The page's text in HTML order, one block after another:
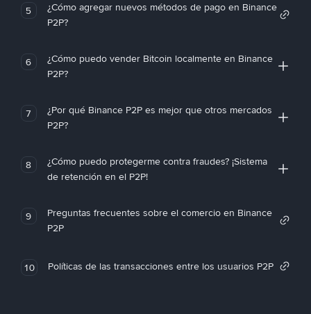
5
¿Cómo agregar nuevos métodos de pago en Binance
P2P?
6
¿Cómo puedo vender Bitcoin localmente en Binance
P2P?
7
¿Por qué Binance P2P es mejor que otros mercados
P2P?
8
¿Cómo puedo protegerme contra fraudes? ¡Sistema
de retención en el P2P!
9
Preguntas frecuentes sobre el comercio en Binance
P2P
10 Políticas de las transacciones entre los usuarios P2P